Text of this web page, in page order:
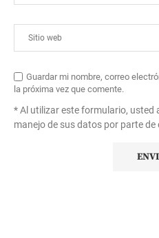
Guardar mi nombre, correo
la próxima vez que comente.
* Al utilizar este formulario, usted
manejo de sus datos por parte de